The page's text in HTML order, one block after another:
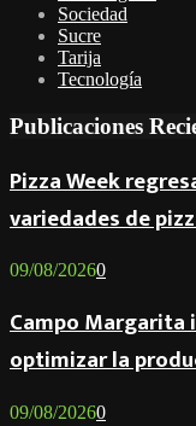
Sociedad
Sucre
Tarija
Tecnología
Publicaciones
Pizza Week
variedades de
09/08/20260
Campo Margarita
optimizar la
09/08/20260